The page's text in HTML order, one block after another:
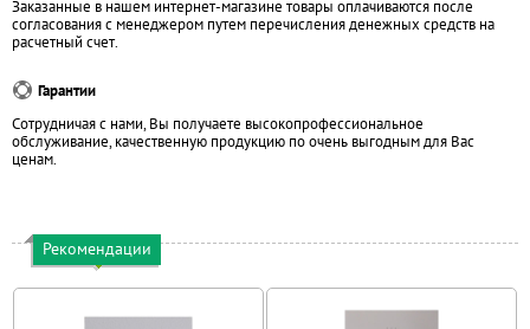
Заказанные в нашем интернет-магазине товары оплачиваются после
согласования с менеджером путем перечисления денежных средств на
расчетный счет.
Гарантии
Сотрудничая с нами, Вы получаете высокопрофессиональное
обслуживание, качественную продукцию по очень выгодным для Вас
ценам.
Рекомендации